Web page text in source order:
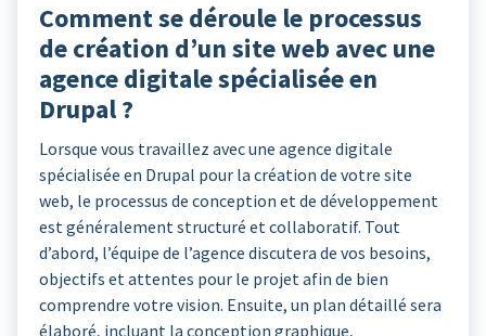
Comment se déroule le processus
de création d’un site web avec une
agence digitale spécialisée en
Drupal ?
Lorsque vous travaillez avec une agence digitale
spécialisée en Drupal pour la création de votre site
web, le processus de conception et de développement
est généralement structuré et collaboratif. Tout
d’abord, l’équipe de l’agence discutera de vos besoins,
objectifs et attentes pour le projet afin de bien
comprendre votre vision. Ensuite, un plan détaillé sera
élaboré, incluant la conception graphique,